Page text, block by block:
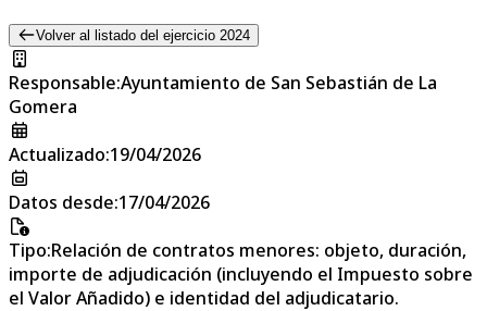
Volver al listado del ejercicio 2024
Responsable:Ayuntamiento de San Sebastián de La
Gomera
Actualizado:19/04/2026
Datos desde:17/04/2026
Tipo:Relación de contratos menores: objeto, duración,
importe de adjudicación (incluyendo el Impuesto sobre
el Valor Añadido) e identidad del adjudicatario.